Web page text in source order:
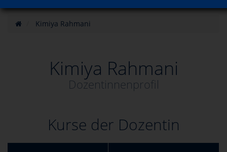
Kimiya Rahmani
Kimiya Rahmani
Dozentinnenprofil
Kurse der Dozentin